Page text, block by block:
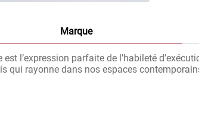
Marque
est l’expression parfaite de l’habileté
qui rayonne dans nos espaces